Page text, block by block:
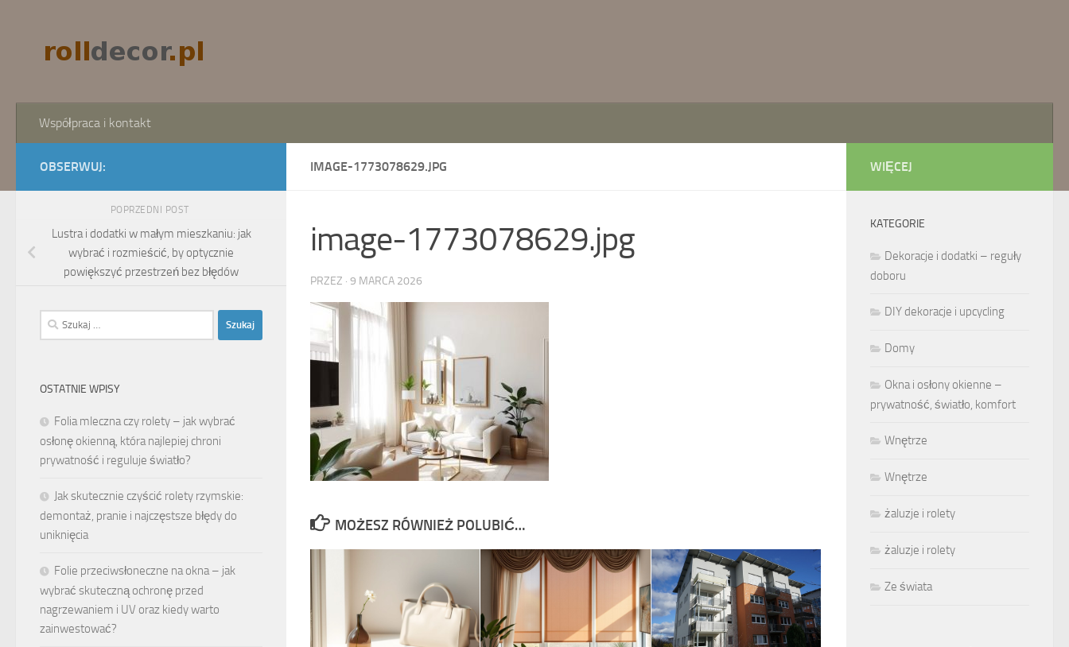
Współpraca i kontakt
IMAGE-1773078629.JPG
image-1773078629.jpg
PRZEZ · 9 MARCA 2026
MOŻESZ RÓWNIEŻ POLUBIĆ…
OBSERWUJ:
POPRZEDNI POST
Lustra i dodatki w małym mieszkaniu: jak
wybrać i rozmieścić, by optycznie
powiększyć przestrzeń bez błędów
Szukaj:
OSTATNIE WPISY
Folia mleczna czy rolety – jak wybrać
osłonę okienną, która najlepiej chroni
prywatność i reguluje światło?
Jak skutecznie czyścić rolety rzymskie:
demontaż, pranie i najczęstsze błędy do
uniknięcia
Folie przeciwsłoneczne na okna – jak
wybrać skuteczną ochronę przed
nagrzewaniem i UV oraz kiedy warto
zainwestować?
WIĘCEJ
KATEGORIE
Dekoracje i dodatki – reguły
doboru
DIY dekoracje i upcycling
Domy
Okna i osłony okienne –
prywatność, światło, komfort
Wnętrze
Wnętrze
żaluzje i rolety
żaluzje i rolety
Ze świata